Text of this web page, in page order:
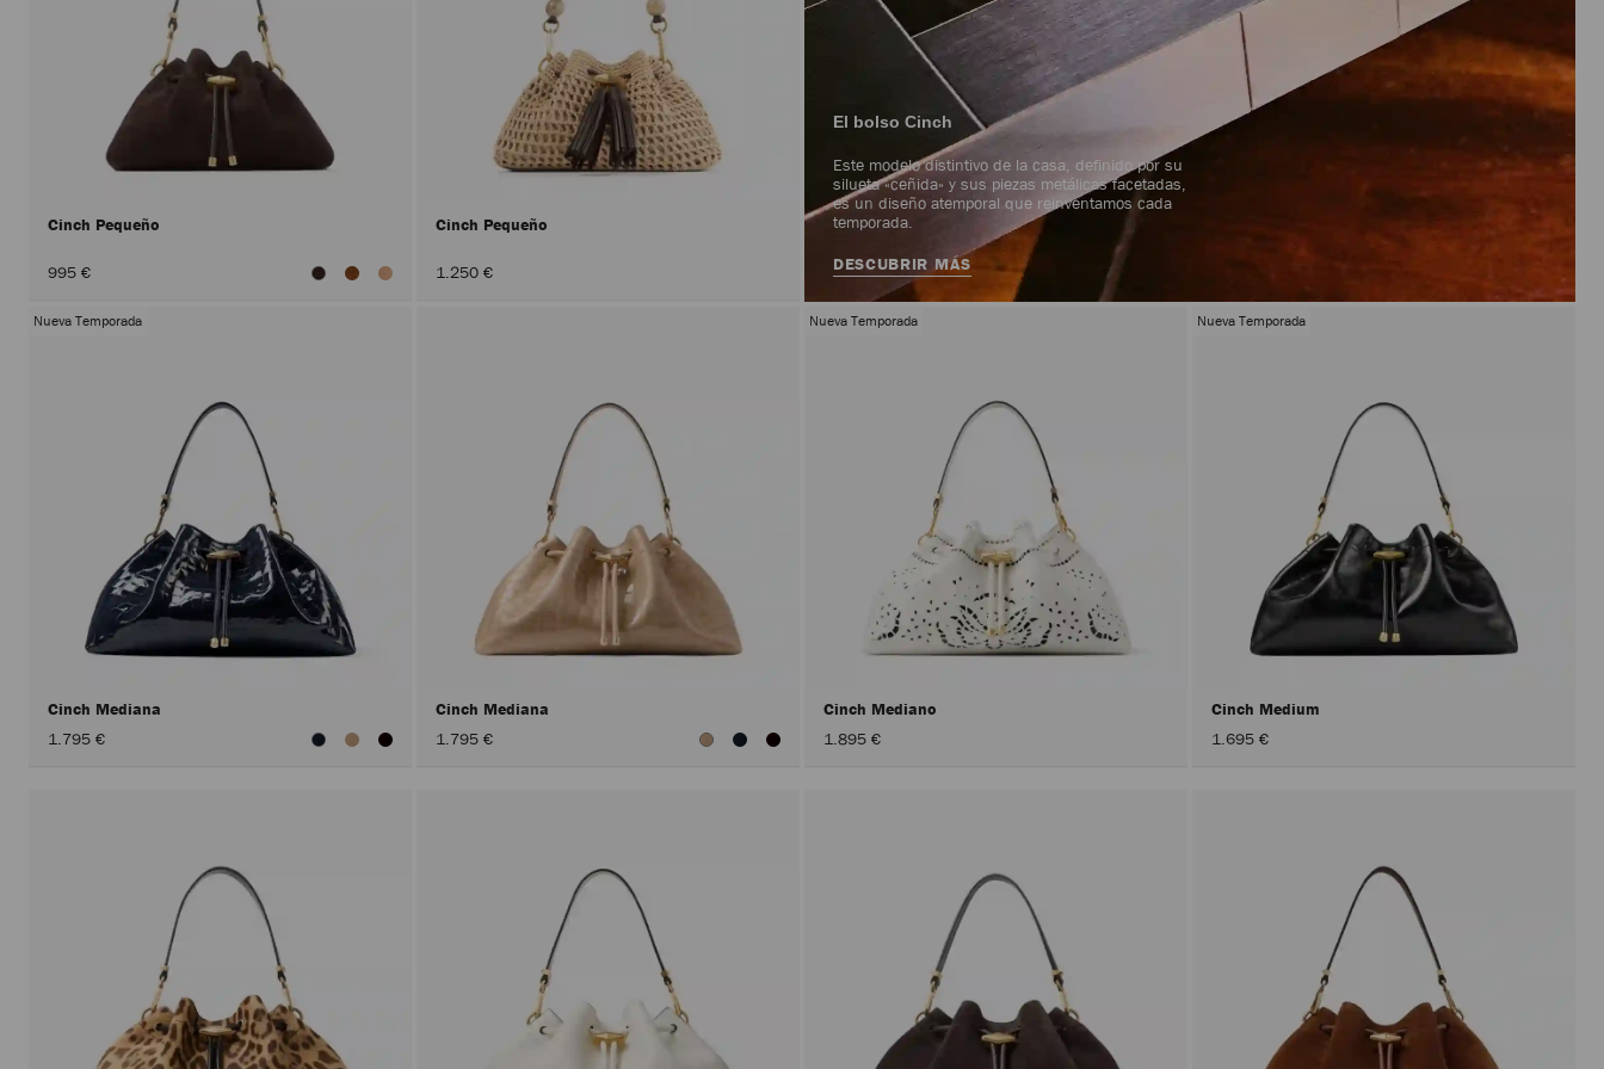
El bolso Cinch
Este modelo distintivo de la casa, definido por su
silueta «ceñida» y sus piezas metálicas facetadas,
es un diseño atemporal que reinventamos cada
temporada.
DESCUBRIR MÁS
Cinch Pequeño
995 €
Cinch Pequeño
1.250 €
Nueva Temporada
Cinch Mediana
1.795 €
Cinch Mediana
1.795 €
Nueva Temporada
Cinch Mediano
1.895 €
Nueva Temporada
Cinch Medium
1.695 €